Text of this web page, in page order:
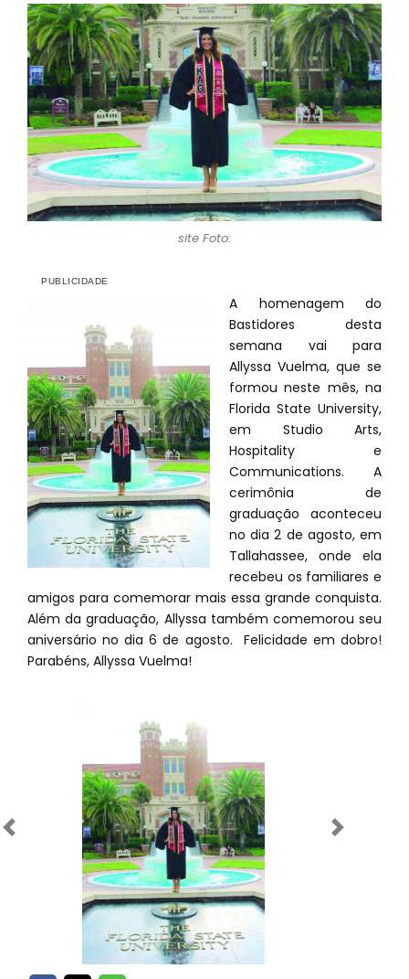
site Foto:
A homenagem do
Bastidores desta
semana vai para
Allyssa Vuelma, que se
formou neste mês, na
Florida State University,
em Studio Arts,
Hospitality e
Communications. A
cerimônia de
graduação aconteceu
no dia 2 de agosto, em
Tallahassee, onde ela
recebeu os familiares e
amigos para comemorar mais essa grande conquista.
Além da graduação, Allyssa também comemorou seu
aniversário no dia 6 de agosto. Felicidade em dobro!
Parabéns, Allyssa Vuelma!
Anterior Próximo